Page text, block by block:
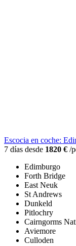
Escocia en coche:
7 días desde 1820 € /
Edimburgo
Forth Bridge
East Neuk
St Andrews
Dunkeld
Pitlochry
Cairngorms
Aviemore
Culloden